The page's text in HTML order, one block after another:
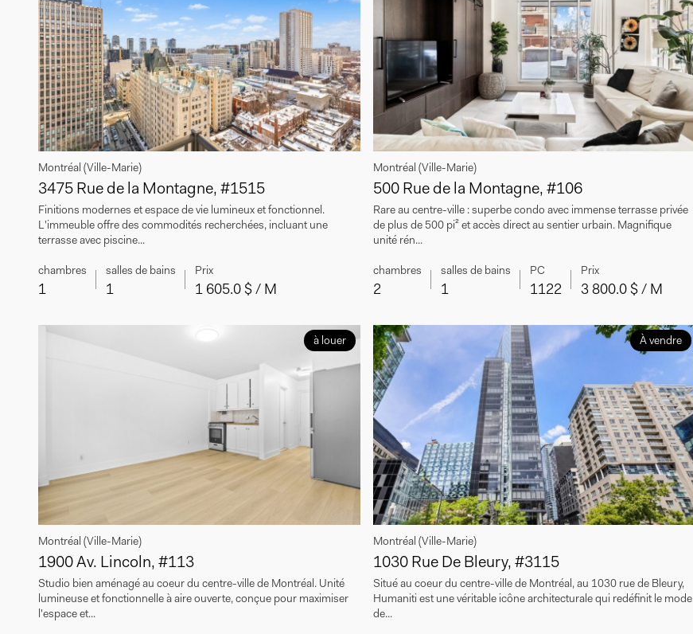
Montréal (Ville-Marie)
3475 Rue de la Montagne, #1515
Finitions modernes et espace de vie lumineux et fonctionnel.
L'immeuble offre des commodités recherchées, incluant une
terrasse avec piscine...
chambres
1
salles de bains
1
Prix
1 605.0 $ / M
Montréal (Ville-Marie)
500 Rue de la Montagne, #106
Rare au centre-ville : superbe condo avec immense terrasse privée
de plus de 500 pi² et accès direct au sentier urbain. Magnifique
unité rén...
chambres
2
salles de bains
1
PC
1122
Prix
3 800.0 $ / M
à louer
Montréal (Ville-Marie)
1900 Av. Lincoln, #113
Studio bien aménagé au coeur du centre-ville de Montréal. Unité
lumineuse et fonctionnelle à aire ouverte, conçue pour maximiser
l'espace et...
À vendre
Montréal (Ville-Marie)
1030 Rue De Bleury, #3115
Situé au coeur du centre-ville de Montréal, au 1030 rue de Bleury,
Humaniti est une véritable icône architecturale qui redéfinit le mode
de...